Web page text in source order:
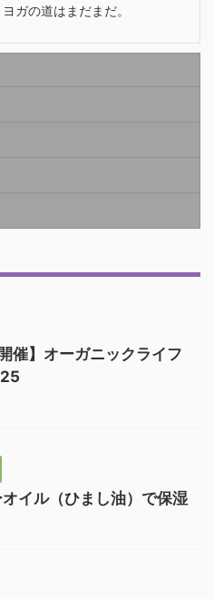
ガの道はまだまだ。
催】オーガニックライフ
イル（ひまし油）で保湿